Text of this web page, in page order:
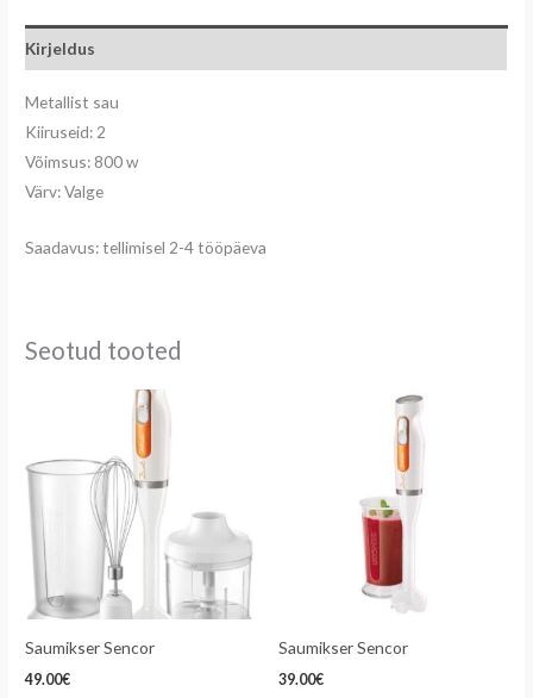
Kirjeldus
Metallist sau
Kiiruseid: 2
Võimsus: 800 w
Värv: Valge
Saadavus: tellimisel 2-4 tööpäeva
Seotud tooted
Saumikser Sencor
49.00€
Saumikser Sencor
39.00€